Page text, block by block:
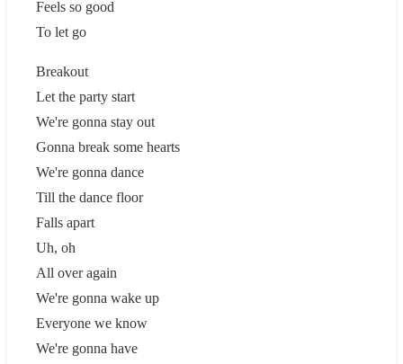
Feels so good
To let go
Breakout
Let the party start
We're gonna stay out
Gonna break some hearts
We're gonna dance
Till the dance floor
Falls apart
Uh, oh
All over again
We're gonna wake up
Everyone we know
We're gonna have